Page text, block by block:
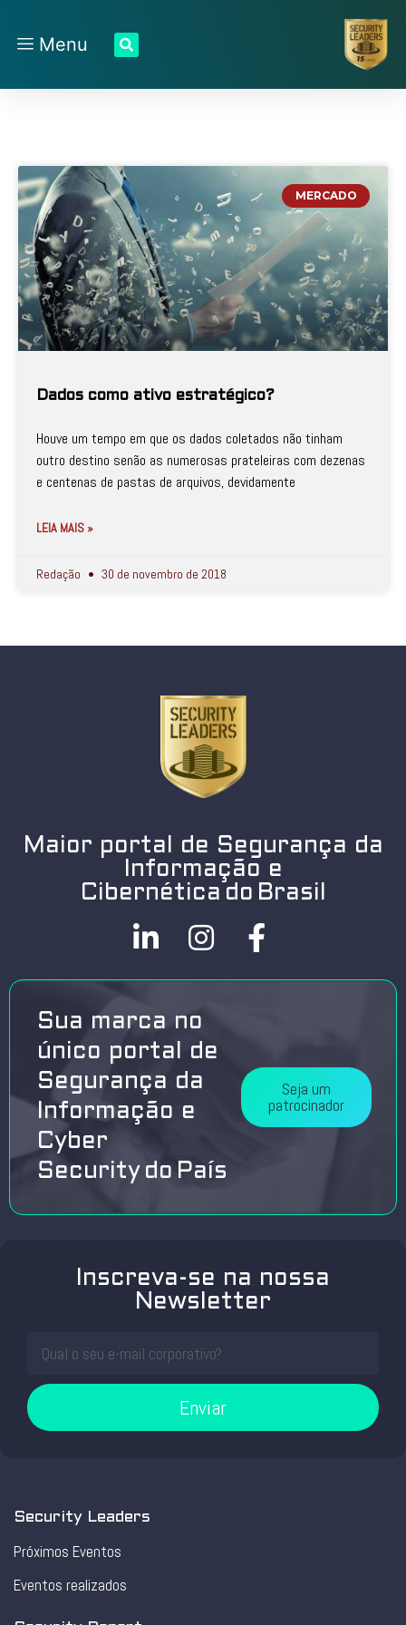
Menu
MERCADO
Dados como ativo estratégico?
Houve um tempo em que os dados coletados não tinham
outro destino senão as numerosas prateleiras com dezenas
e centenas de pastas de arquivos, devidamente
LEIA MAIS »
Redação 30 de novembro de 2018
Maior portal de Segurança da
Informação e
Cibernética do Brasil
Sua marca no
único portal de
Segurança da
Informação e
Cyber
Security do País
Seja um
patrocinador
Inscreva-se na nossa
Newsletter
Enviar
Security Leaders
Próximos Eventos
Eventos realizados